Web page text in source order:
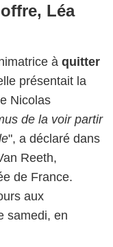
Léa
à quitter
présentait la
Nicolas
de la voir partir
", a déclaré dans
Reeth,
de France.
aux
samedi, en